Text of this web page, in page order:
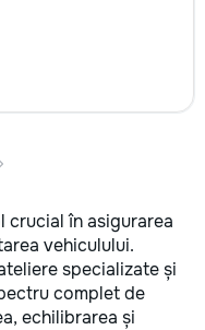
crucial în asigurarea
vehiculului.
specializate și
complet de
echilibrarea și